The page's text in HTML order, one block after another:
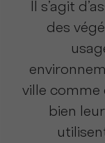
Il s’agit
des
ville comme
bien